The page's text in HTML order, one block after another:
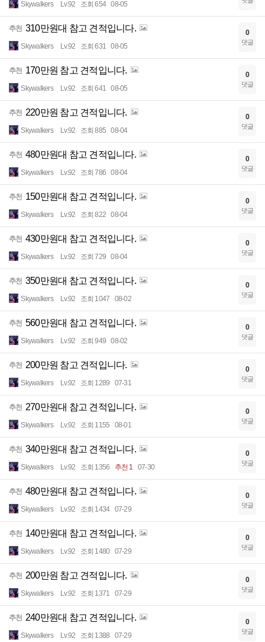
Skywalkers Lv.92 조회 654 08-05
추천 310만원대 참고 견적입니다.
Skywalkers Lv.92 조회 631 08-05
0
댓글
추천 170만원 참고 견적입니다.
Skywalkers Lv.92 조회 641 08-05
0
댓글
추천 220만원 참고 견적입니다.
Skywalkers Lv.92 조회 885 08-04
0
댓글
추천 480만원대 참고 견적입니다.
Skywalkers Lv.92 조회 786 08-04
0
댓글
추천 150만원대 참고 견적입니다.
Skywalkers Lv.92 조회 822 08-04
0
댓글
추천 430만원대 참고 견적입니다.
Skywalkers Lv.92 조회 729 08-04
0
댓글
추천 350만원대 참고 견적입니다.
Skywalkers Lv.92 조회 1047 08-02
0
댓글
추천 560만원대 참고 견적입니다.
Skywalkers Lv.92 조회 949 08-02
0
댓글
추천 200만원 참고 견적입니다.
Skywalkers Lv.92 조회 1289 07-31
0
댓글
추천 270만원대 참고 견적입니다.
Skywalkers Lv.92 조회 1155 08-01
0
댓글
추천 340만원대 참고 견적입니다.
Skywalkers Lv.92 조회 1356 추천 1 07-30
0
댓글
추천 480만원대 참고 견적입니다.
Skywalkers Lv.92 조회 1434 07-29
0
댓글
추천 140만원대 참고 견적입니다.
Skywalkers Lv.92 조회 1480 07-29
0
댓글
추천 200만원 참고 견적입니다.
Skywalkers Lv.92 조회 1371 07-29
0
댓글
추천 240만원대 참고 견적입니다.
Skywalkers Lv.92 조회 1388 07-29
0
댓글